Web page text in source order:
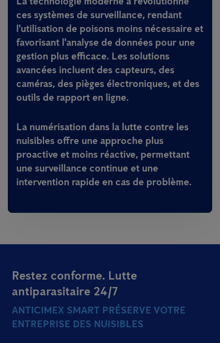
ces systèmes de surveillance, rendant
l'utilisation de poisons moins nécessaire et
favorisant l'analyse de données pour une
gestion plus efficace. Les solutions
avancées incluent des capteurs, des
caméras, des pièges électroniques, et des
outils de rapport en ligne.
La numérisation dans la lutte contre les
nuisibles offre une approche plus
proactive et moins réactive, permettant
une surveillance continue et une
intervention rapide en cas de problème.
Restez conforme. Lutte
antiparasitaire 24/7
ANTICIMEX SMART PRÉSERVE VOTRE
ENTREPRISE DES NUISIBLES